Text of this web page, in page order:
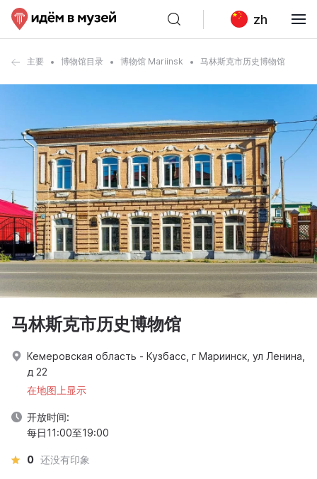
zh
主要 博物馆目录 博物馆 Mariinsk 马林斯克市历史博物馆
马林斯克市历史博物馆
Кемеровская область - Кузбасс, г Мариинск, ул Ленина,
д 22
在地图上显示
开放时间:
每日11:00至19:00
0 还没有印象